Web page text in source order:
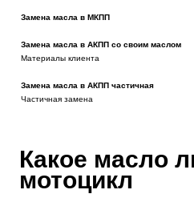
Замена масла в МКПП
Замена масла в АКПП со своим маслом
Материалы клиента
Замена масла в АКПП частичная
Частичная замена
Какое масло
мотоцикл